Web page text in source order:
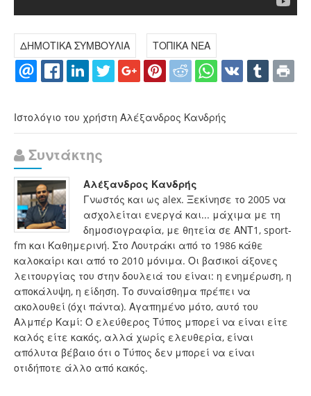
ΔΗΜΟΤΙΚΑ ΣΥΜΒΟΥΛΙΑ ΤΟΠΙΚΑ ΝΕΑ
Ιστολόγιο του χρήστη Αλέξανδρος Κανδρής
Συντάκτης
Αλέξανδρος Κανδρής
Γνωστός και ως alex. Ξεκίνησε το 2005 να
ασχολείται ενεργά και... μάχιμα με τη
δημοσιογραφία, με θητεία σε ΑΝΤ1, sport-
fm και Καθημερινή. Στο Λουτράκι από το 1986 κάθε
καλοκαίρι και από το 2010 μόνιμα. Οι βασικοί άξονες
λειτουργίας του στην δουλειά του είναι: η ενημέρωση, η
αποκάλυψη, η είδηση. Το συναίσθημα πρέπει να
ακολουθεί (όχι πάντα). Αγαπημένο μότο, αυτό του
Αλμπέρ Καμί: Ο ελεύθερος Τύπος μπορεί να είναι είτε
καλός είτε κακός, αλλά χωρίς ελευθερία, είναι
απόλυτα βέβαιο ότι ο Τύπος δεν μπορεί να είναι
οτιδήποτε άλλο από κακός.